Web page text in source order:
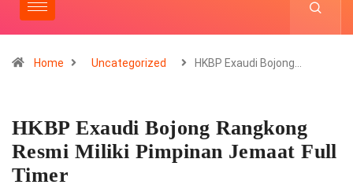
Home Uncategorized HKBP Exaudi Bojong…
HKBP Exaudi Bojong Rangkong
Resmi Miliki Pimpinan Jemaat Full
Timer